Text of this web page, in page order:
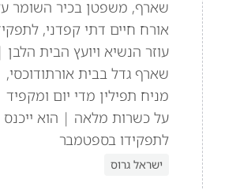
שארף, משפטן בכיר השומר
אורח חיים דתי קפדני,
עוזר הנשיא ויועץ הבית הלבן |
שארף גדל בבית אורתודוכסי,
מניח תפילין מדי יום ומקפיד
על כשרות מלאה | הוא ייכנס
לתפקידו בספטמבר
ישראל גרוס